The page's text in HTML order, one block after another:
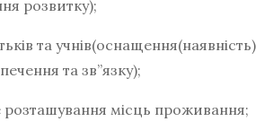
розвитку);
та учнів(оснащення(наявність)
та зв”язку);
розташування місць проживання;